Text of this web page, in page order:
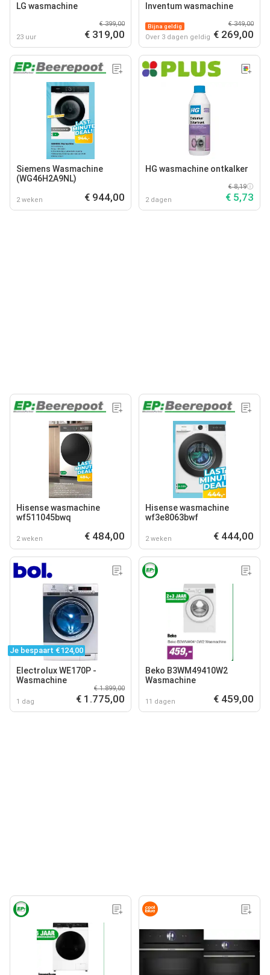
LG wasmachine
23 uur
€ 399,00
€ 319,00
Inventum wasmachine
Bijna geldig
Over 3 dagen geldig
€ 349,00
€ 269,00
Siemens Wasmachine
(WG46H2A9NL)
2 weken € 944,00
HG wasmachine ontkalker
2 dagen
€ 8,19
€ 5,73
Hisense wasmachine
wf511045bwq
2 weken € 484,00
Hisense wasmachine
wf3e8063bwf
2 weken € 444,00
Je bespaart €124,00
Electrolux WE170P -
Wasmachine
1 dag
€ 1.899,00
€ 1.775,00
Beko B3WM49410W2
Wasmachine
11 dagen € 459,00